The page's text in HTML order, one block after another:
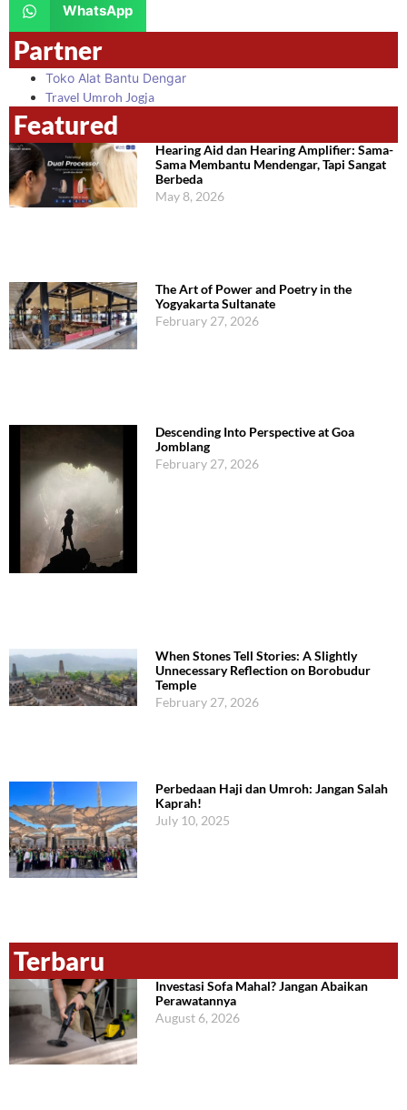
WhatsApp
Partner
Toko Alat Bantu Dengar
Travel Umroh Jogja
Featured
Hearing Aid dan Hearing Amplifier: Sama-
Sama Membantu Mendengar, Tapi Sangat
Berbeda
May 8, 2026
The Art of Power and Poetry in the
Yogyakarta Sultanate
February 27, 2026
Descending Into Perspective at Goa
Jomblang
February 27, 2026
When Stones Tell Stories: A Slightly
Unnecessary Reflection on Borobudur
Temple
February 27, 2026
Perbedaan Haji dan Umroh: Jangan Salah
Kaprah!
July 10, 2025
Terbaru
Investasi Sofa Mahal? Jangan Abaikan
Perawatannya
August 6, 2026